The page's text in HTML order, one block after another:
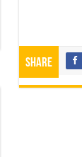
Share